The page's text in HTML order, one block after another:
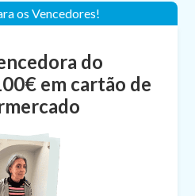
os Vencedores!
do
em cartão de
Passatempo 5